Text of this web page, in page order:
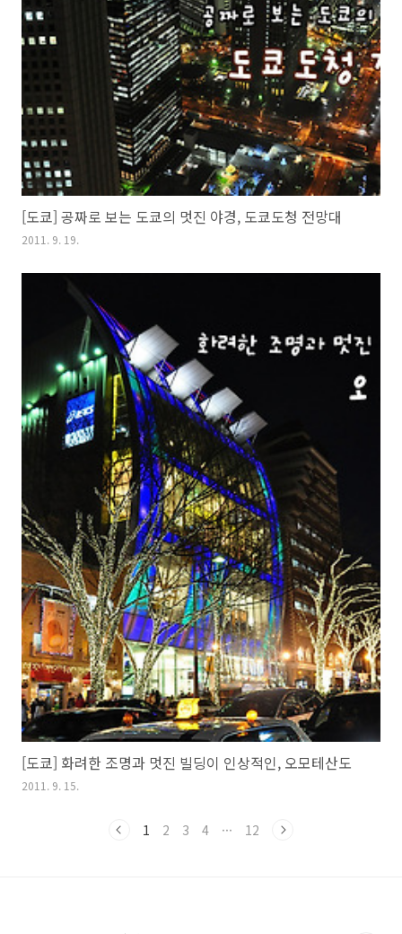
[도쿄] 공짜로 보는 도쿄의 멋진 야경, 도쿄도청 전망대
2011. 9. 19.
[도쿄] 화려한 조명과 멋진 빌딩이 인상적인, 오모테산도
2011. 9. 15.
1 2 3 4 ··· 12